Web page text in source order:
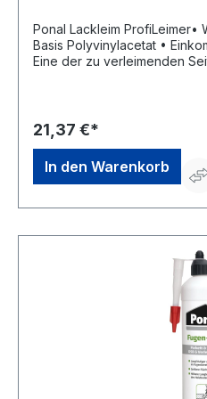
Ponal Lackleim ProfiLeimer•
Basis Polyvinylacetat • Einkomponentiger Holzleim •
Eine der zu verleimenden
Isothiazolinongemisch
21,37 €*
In den Warenkorb